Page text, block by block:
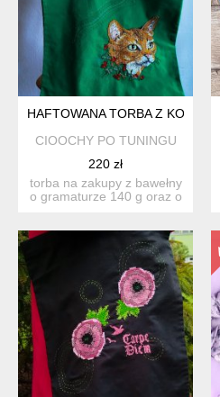
HAFTOWANA TORBA Z KOTEM
CIOOCHY PO TUNINGU
220 zł
torba na zakupy z bawełny
o gramaturze 140 g oraz o